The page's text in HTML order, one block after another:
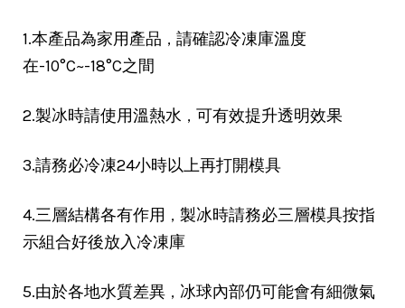
1.本產品為家用產品 ， 請確認冷凍庫溫度
在-10°C~-18°C之間
2.製冰時請使用溫熱水 ， 可有效提升透明效果
3.請務必冷凍24小時以上再打開模具
4.三層結構各有作用 ， 製冰時請務必三層模具按指
示組合好後放入冷凍庫
5.由於各地水質差異 ， 冰球內部仍可能會有細微氣